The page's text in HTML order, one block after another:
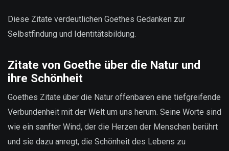
Diese Zitate verdeutlichen Goethes Gedanken zur
Selbstfindung und Identitätsbildung.
Zitate von Goethe über die Natur und
ihre Schönheit
Goethes Zitate über die Natur offenbaren eine tiefgreifende
Verbundenheit mit der Welt um uns herum. Seine Worte sind
wie ein sanfter Wind, der die Herzen der Menschen berührt
und sie dazu anregt, die Schönheit des Lebens zu